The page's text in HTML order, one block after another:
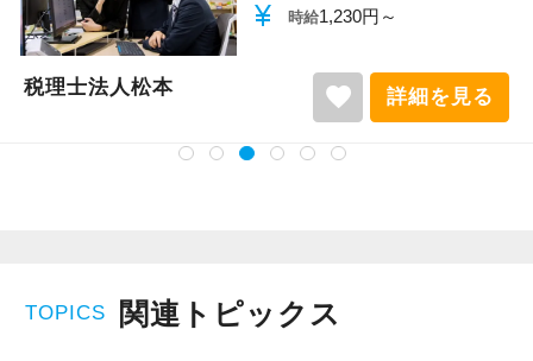
currency_yen 時給1,140円～
税理士法人松本 favorite 詳細を見る
TOPICS 関連トピックス